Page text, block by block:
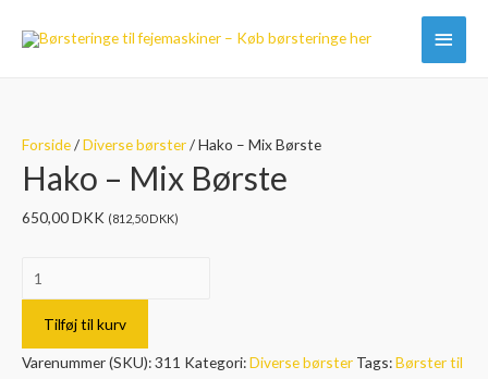
Forside/Diverse børster/ Hako – Mix Børste
Hako – Mix Børste
650,00DKK (812,50DKK)
Hako
-
Børste
Tilføj til kurv
Varenummer (SKU):311 Kategori:Diverse børster Tags:Børster til